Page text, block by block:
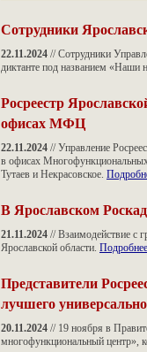
Сотрудники
22.11.2024 // Сотрудники
диктанте под названием «Наши
Росреестр
офисах МФЦ
22.11.2024 // Управление
в офисах
Тутаев и Некрасовское.
В Ярославском
21.11.2024 // Взаимодействие с
Ярославской области.
Представители
лучшего
20.11.2024 // 19 ноября в
многофункциональный центр»,